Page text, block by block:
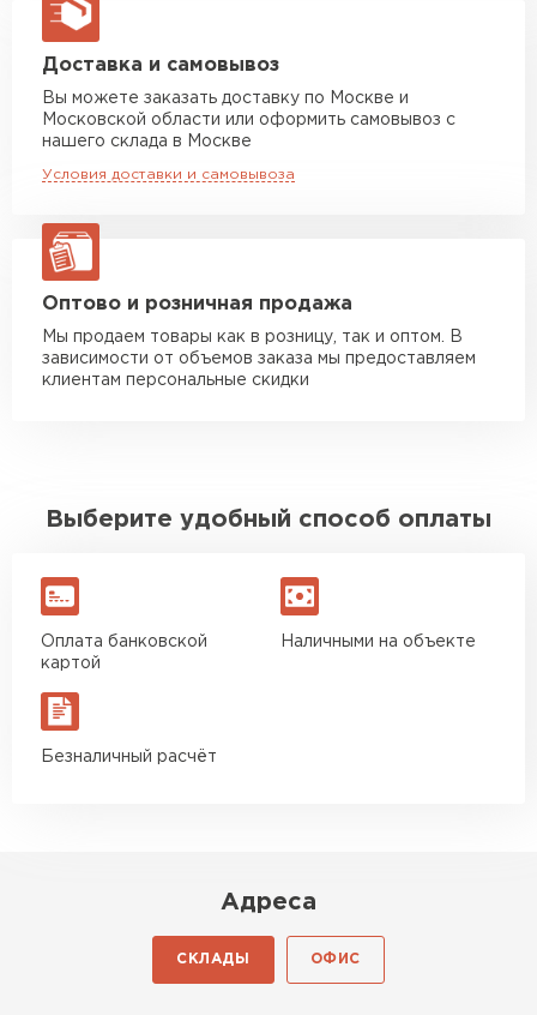
макс. длина груза 13,5 м
Манипулятор до 5 тн
Манипулятор до 10 тн
макс. длина груза 8 м
макс. длина груза 13,5 м
ЗАКАЗАТЬ С ДОСТАВКОЙ
Доставка и самовывоз
Вы можете заказать доставку по Москве и
Московской области или оформить самовывоз с
нашего склада в Москве
Условия доставки и самовывоза
Оптово и розничная продажа
Мы продаем товары как в розницу, так и оптом. В
зависимости от объемов заказа мы предоставляем
клиентам персональные скидки
Выберите удобный способ оплаты
Оплата банковской
картой
Наличными на объекте
Безналичный расчёт
Адреса
СКЛАДЫ ОФИС